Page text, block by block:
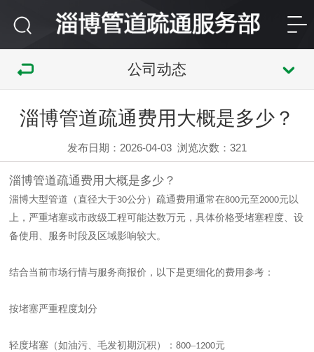
公司动态
淄博管道疏通费用大概是多少？
发布日期：2026-04-03 浏览次数：321
淄博管道疏通费用大概是多少？
淄博大型管道（直径大于30公分）疏通费用通常在800元至2000元以
上，严重堵塞或市政级工程可能达数万元‌，具体价格受堵塞程度、设
备使用、服务时段及区域影响较大。
结合当前市场行情与服务商报价，以下是更细化的费用参考：
按堵塞严重程度划分
轻度堵塞 ‌（如油污、毛发初期沉积）：‌800–1200元‌